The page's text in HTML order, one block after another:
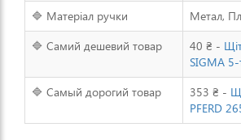
🔷 Матеріал ручки
Метал,
🔷 Самий дешевий товар
40 ₴ -
SIGMA
🔷 Самый дорогий товар
353 ₴ -
PFERD